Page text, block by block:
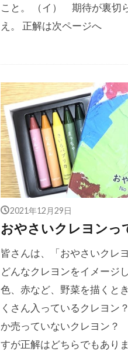
こと。 （イ） 期待が裏切
え。 正解は次ページへ
2021年12月29日
おやさいクレヨンっ
皆さんは、「おやさいクレ
どんなクレヨンをイメージ
色、赤など、野菜を描くと
くさん入っているクレヨン
か売っていないクレヨン？
すが正解はどちらでもあり